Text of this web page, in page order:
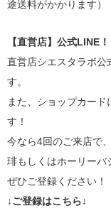
途送料がかかります）
【直営店】公式LINE！
直営店シエスタラボ公
す。
また、ショップカー
す！
今なら4回のご来店で
琲もしくはホーリーバ
ぜひご登録ください！
↓ご登録はこちら↓